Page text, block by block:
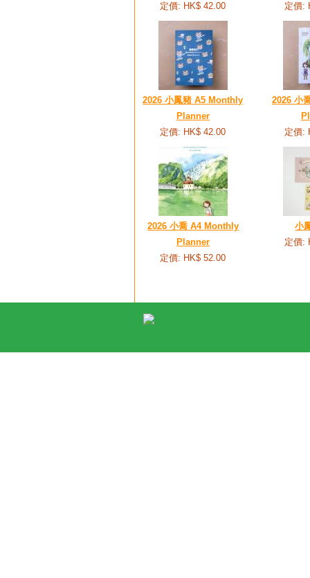
定價: HK$ 42.00
定價:
2026 小鳳豬 A5 Monthly
Planner
定價: HK$ 42.00
2026 小
定價:
2026 小喬 A4 Monthly
Planner
定價: HK$ 52.00
小
定價: